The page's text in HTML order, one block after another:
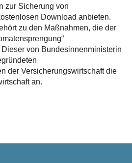
zur Sicherung von
Download anbieten.
zu den Maßnahmen, die der
von Bundesinnenministerin
der Versicherungswirtschaft die
an.